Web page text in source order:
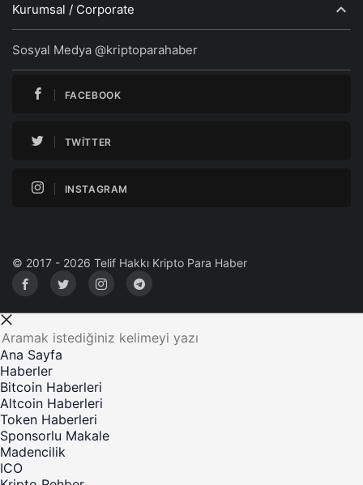
Kurumsal / Corporate
Sosyal Medya @kriptoparahaber
FACEBOOK
TWITTER
INSTAGRAM
© 2017 - 2026 Telif Hakkı Kripto Para Haber
Ana Sayfa
Haberler
Bitcoin Haberleri
Altcoin Haberleri
Token Haberleri
Sponsorlu Makale
Madencilik
ICO